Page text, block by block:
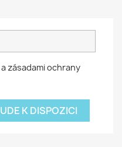
zásadami ochrany
K DISPOZICI